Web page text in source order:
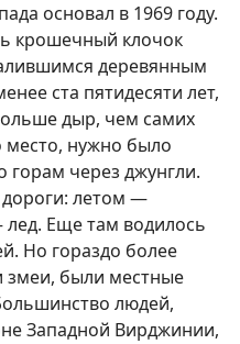
основал в 1969 году.
крошечный клочок
деревянным
ста пятидесяти лет,
дыр, чем самих
место, нужно было
горам через джунгли.
дороги: летом —
Еще там водилось
Но гораздо более
были местные
людей,
Западной Вирджинии,